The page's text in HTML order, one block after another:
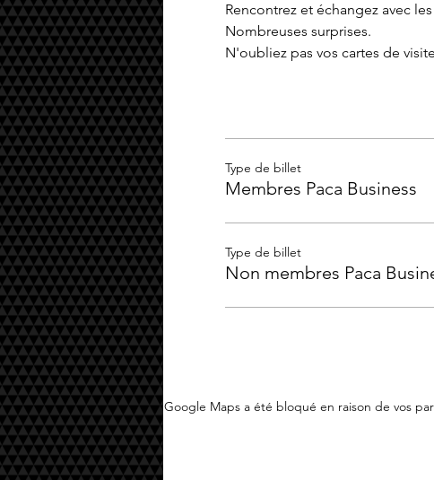
Rencontrez et échangez avec
Nombreuses surprises.
N'oubliez pas vos cartes de
Type de billet
Membres Paca Business
Type de billet
Non membres Paca
Google Maps a été bloqué en raison de vos